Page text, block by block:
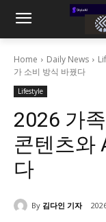
Home Daily News
가 소비 방식 바꿨다
Lifestyle
2026 가
콘텐츠와
다
By 김다인 기자